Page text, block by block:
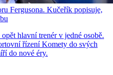
Fergusona. Kučeřík popisuje,
hlavní trenér v jedné osobě.
řízení Komety do svých
do nové éry.